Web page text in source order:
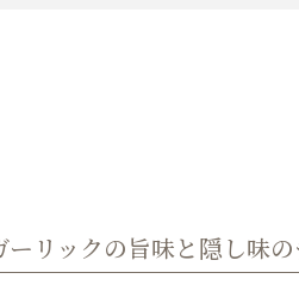
リックの旨味と隠し味